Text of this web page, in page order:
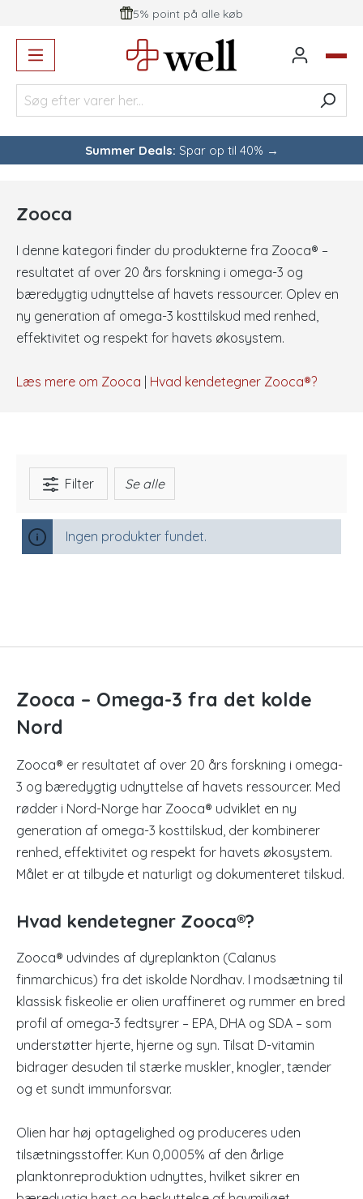
5% point på alle køb
Summer Deals: Spar op til 40% →
Zooca
I denne kategori finder du produkterne fra Zooca® –
resultatet af over 20 års forskning i omega-3 og
bæredygtig udnyttelse af havets ressourcer. Oplev en
ny generation af omega-3 kosttilskud med renhed,
effektivitet og respekt for havets økosystem.
Læs mere om Zooca Hvad kendetegner Zooca®?
Filter Se alle
Ingen produkter fundet.
Zooca – Omega-3 fra det kolde
Nord
Zooca® er resultatet af over 20 års forskning i omega-
3 og bæredygtig udnyttelse af havets ressourcer. Med
rødder i Nord-Norge har Zooca® udviklet en ny
generation af omega-3 kosttilskud, der kombinerer
renhed, effektivitet og respekt for havets økosystem.
Målet er at tilbyde et naturligt og dokumenteret tilskud.
Hvad kendetegner Zooca®?
Zooca® udvindes af dyreplankton (Calanus
finmarchicus) fra det iskolde Nordhav. I modsætning til
klassisk fiskeolie er olien uraffineret og rummer en bred
profil af omega-3 fedtsyrer – EPA, DHA og SDA – som
understøtter hjerte, hjerne og syn. Tilsat D-vitamin
bidrager desuden til stærke muskler, knogler, tænder
og et sundt immunforsvar.
Olien har høj optagelighed og produceres uden
tilsætningsstoffer. Kun 0,0005% af den årlige
planktonreproduktion udnyttes, hvilket sikrer en